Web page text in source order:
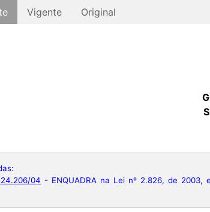
Vigente Original
04 - ENQUADRA na Lei nº 2.826, de